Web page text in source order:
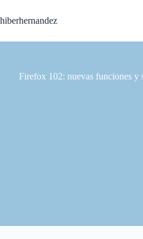
al
contenido
hiberhernandez
Firefox 102: nuevas funciones y